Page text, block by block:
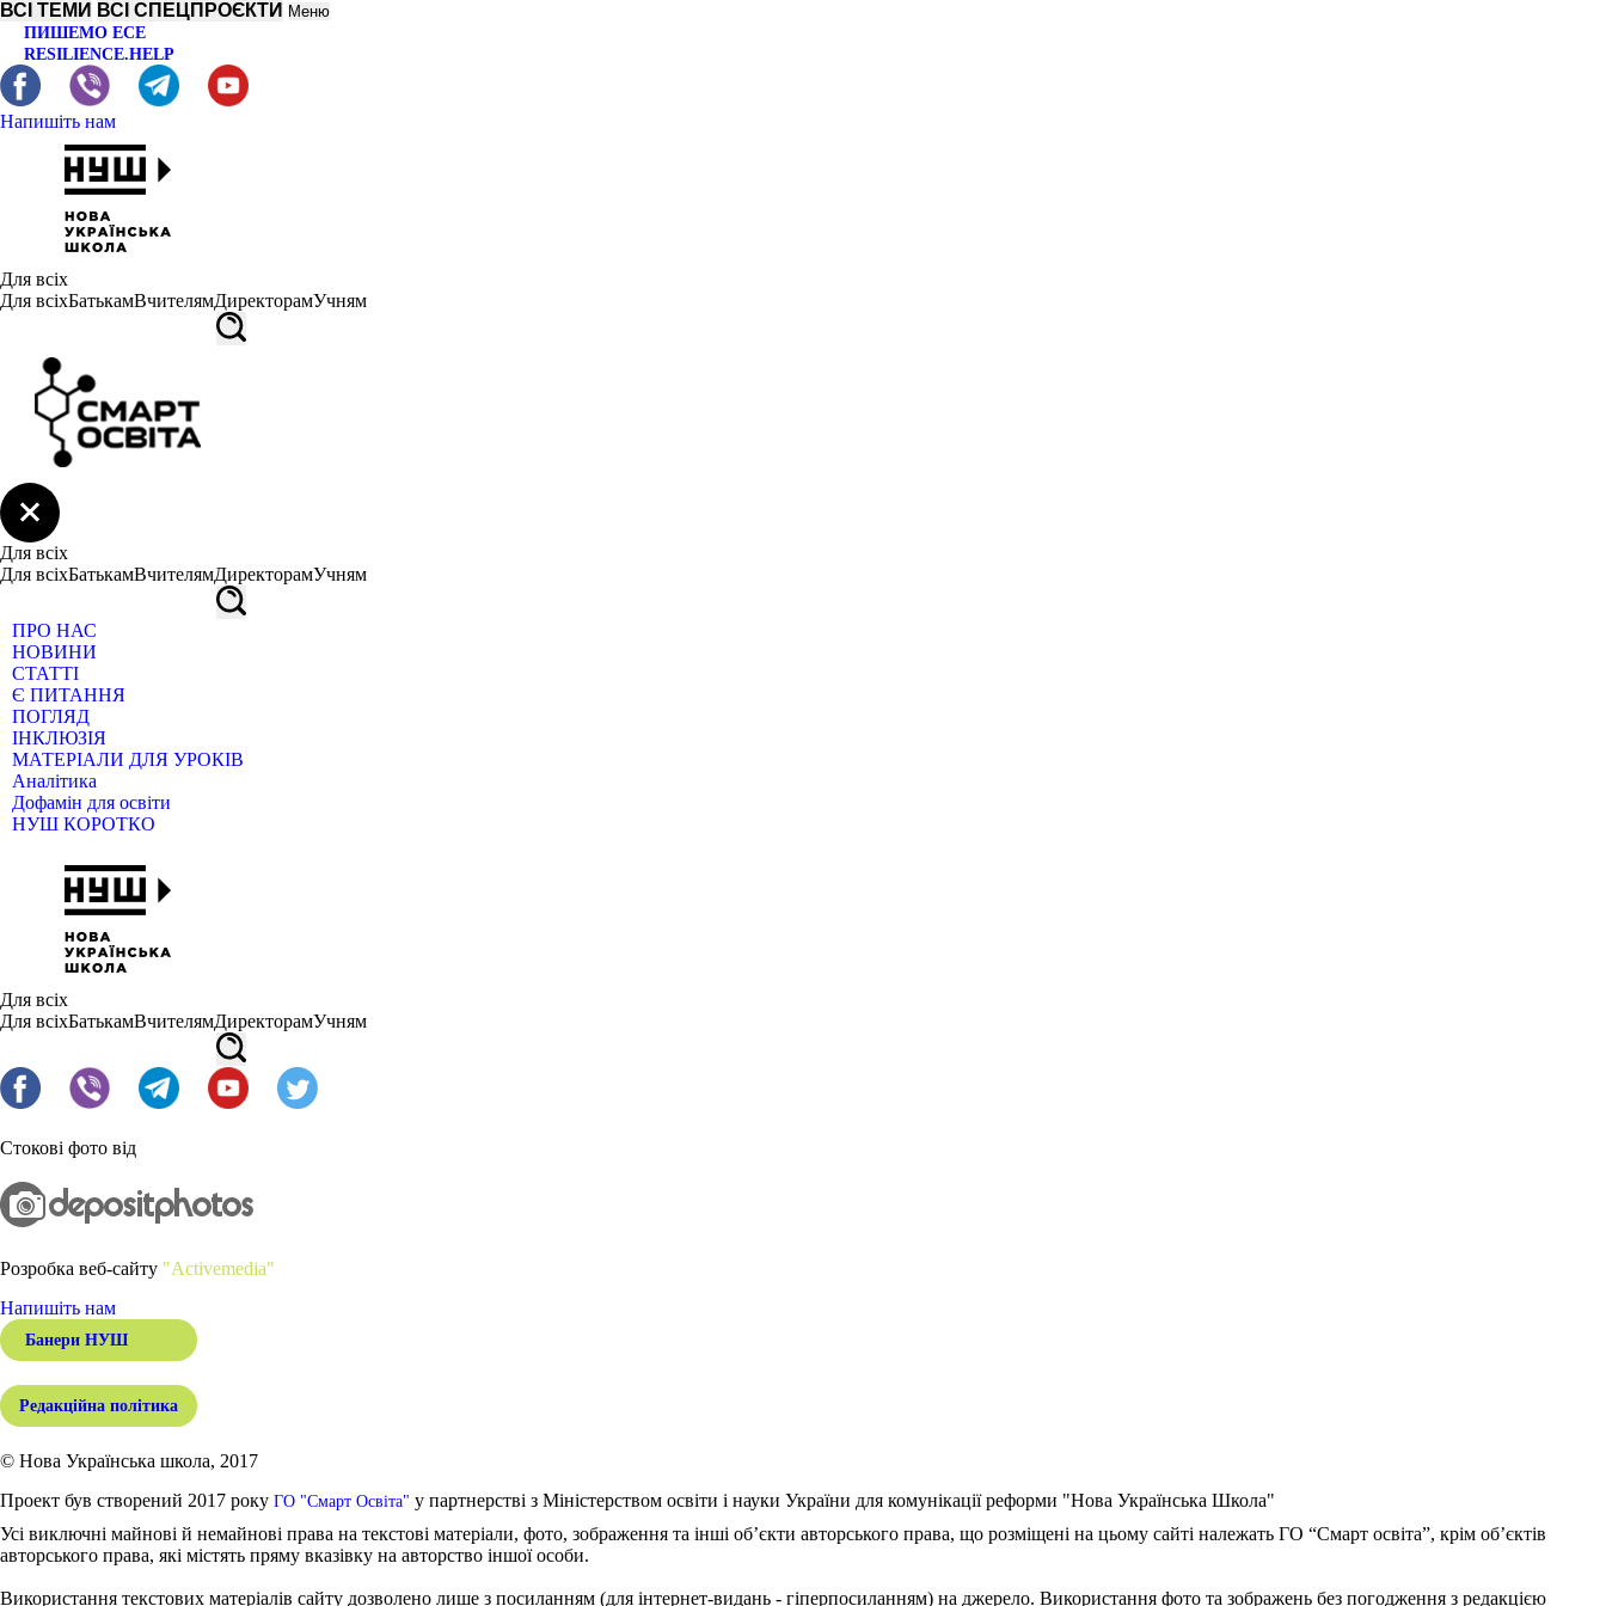
ВСІ ТЕМИ ВСІ СПЕЦПРОЄКТИ Меню
ПИШЕМО ЕСЕ
RESILIENCE.HELP
Напишіть нам
Для всіх
Для всіхБатькамВчителямДиректорамУчням
Для всіх
Для всіхБатькамВчителямДиректорамУчням
ПРО НАС
НОВИНИ
СТАТТІ
Є ПИТАННЯ
ПОГЛЯД
ІНКЛЮЗІЯ
МАТЕРІАЛИ ДЛЯ УРОКІВ
Аналітика
Дофамін для освіти
НУШ КОРОТКО
Для всіх
Для всіхБатькамВчителямДиректорамУчням
Стокові фото від
Розробка веб-сайту "Activemedia"
Напишіть нам
Банери НУШ
Редакційна політика
© Нова Українська школа, 2017
Проект був створений 2017 року ГО "Смарт Освіта" у партнерстві з Міністерством освіти і науки України для комунікації реформи "Нова Українська Школа"
Усі виключні майнові й немайнові права на текстові матеріали, фото, зображення та інші об’єкти авторського права, що розміщені на цьому сайті належать ГО “Смарт освіта”, крім об’єктів
авторського права, які містять пряму вказівку на авторство іншої особи.
Використання текстових матеріалів сайту дозволено лише з посиланням (для інтернет-видань - гіперпосиланням) на джерело. Використання фото та зображень без погодження з редакцією